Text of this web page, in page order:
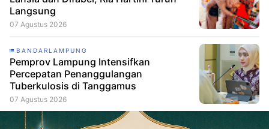
Langsung
07 Agustus 2026
BANDARLAMPUNG
Pemprov Lampung Intensifkan
Percepatan Penanggulangan
Tuberkulosis di Tanggamus
07 Agustus 2026